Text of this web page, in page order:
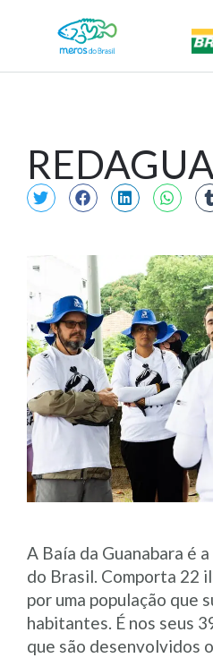
REDAGUA
A Baía da Guanabara é
do Brasil. Comporta 22
por uma população que
habitantes. É nos seus
que são desenvolvidos